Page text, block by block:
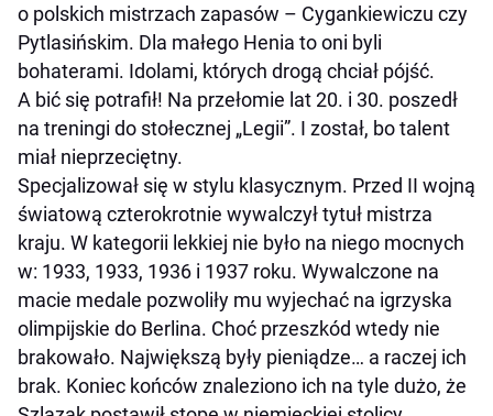
o polskich mistrzach zapasów – Cygankiewiczu czy
Pytlasińskim. Dla małego Henia to oni byli
bohaterami. Idolami, których drogą chciał pójść.
A bić się potrafił! Na przełomie lat 20. i 30. poszedł
na treningi do stołecznej „Legii”. I został, bo talent
miał nieprzeciętny.
Specjalizował się w stylu klasycznym. Przed II wojną
światową czterokrotnie wywalczył tytuł mistrza
kraju. W kategorii lekkiej nie było na niego mocnych
w: 1933, 1933, 1936 i 1937 roku. Wywalczone na
macie medale pozwoliły mu wyjechać na igrzyska
olimpijskie do Berlina. Choć przeszkód wtedy nie
brakowało. Największą były pieniądze… a raczej ich
brak. Koniec końców znaleziono ich na tyle dużo, że